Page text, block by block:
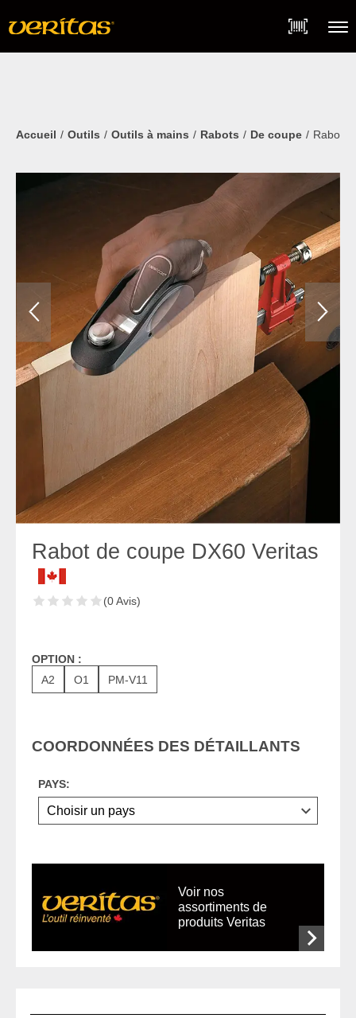
content
Accueil Outils Outils à mains Rabots De coupe Rabot
Rabot de coupe DX60 Veritas
(0 Avis)
OPTION :
A2
O1 PM-V11
COORDONNÉES DES DÉTAILLANTS
PAYS:
Voir nos
assortiments de
produits Veritas